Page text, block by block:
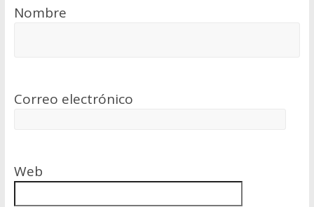
Nombre
Correo electrónico
Web